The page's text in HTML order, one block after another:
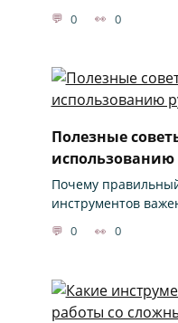
0 0
Полезные
Почему
инструментов
0 0